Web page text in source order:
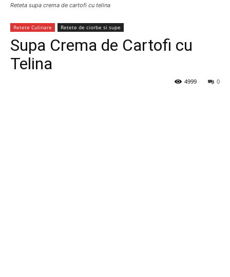
Reteta supa crema de cartofi cu telina
Retete Culinare Retete de ciorbe si supe
Supa Crema de Cartofi cu
Telina
0
4999